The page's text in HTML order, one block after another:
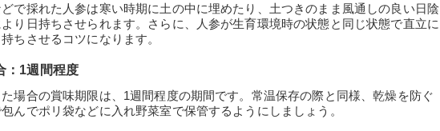
で採れた人参は寒い時期に土の中に埋めたり、土つきのまま風通しの良い日陰
り日持ちさせられます。さらに、人参が生育環境時の状態と同じ状態で直立に
ちさせるコツになります。
：1週間程度
場合の賞味期限は、1週間程度の期間です。常温保存の際と同様、乾燥を防ぐ
んでポリ袋などに入れ野菜室で保管するようにしましょう。